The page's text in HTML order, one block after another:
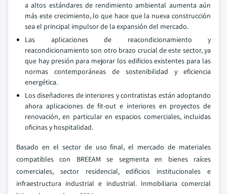
a altos estándares de rendimiento ambiental aumenta aún
más este crecimiento, lo que hace que la nueva construcción
sea el principal impulsor de la expansión del mercado.
Las aplicaciones de reacondicionamiento y
reacondicionamiento son otro brazo crucial de este sector, ya
que hay presión para mejorar los edificios existentes para las
normas contemporáneas de sostenibilidad y eficiencia
energética.
Los diseñadores de interiores y contratistas están adoptando
ahora aplicaciones de fit-out e interiores en proyectos de
renovación, en particular en espacios comerciales, incluidas
oficinas y hospitalidad.
Basado en el sector de uso final, el mercado de materiales
compatibles con BREEAM se segmenta en bienes raíces
comerciales, sector residencial, edificios institucionales e
infraestructura industrial e industrial. Inmobiliaria comercial